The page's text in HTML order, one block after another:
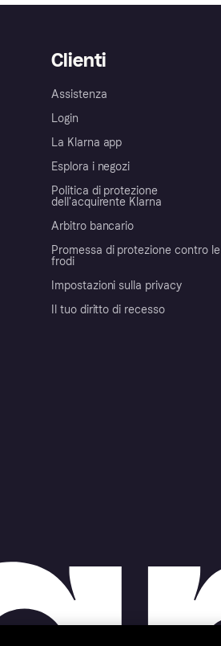
Clienti
Assistenza
Login
La Klarna app
Esplora i negozi
Politica di protezione
dell'acquirente Klarna
Arbitro bancario
Promessa di protezione contro le
frodi
Impostazioni sulla privacy
Il tuo diritto di recesso